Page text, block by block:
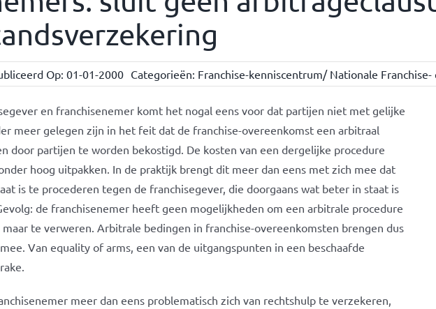
Op: 01-01-2000 Categorieën: Franchise-kenniscentrum/ Nationale
en franchisenemer komt het nogal eens voor dat partijen niet met gelijke
meer gelegen zijn in het feit dat de franchise-overeenkomst een arbitraal
door partijen te worden bekostigd. De kosten van een dergelijke procedure
hoog uitpakken. In de praktijk brengt dit meer dan eens met zich mee dat
is te procederen tegen de franchisegever, die doorgaans wat beter in staat is
de franchisenemer heeft geen mogelijkheden om een arbitrale procedure
te verweren. Arbitrale bedingen in franchise-overeenkomsten brengen dus
Van equality of arms, een van de uitgangspunten in een beschaafde
meer dan eens problematisch zich van rechtshulp te verzekeren,